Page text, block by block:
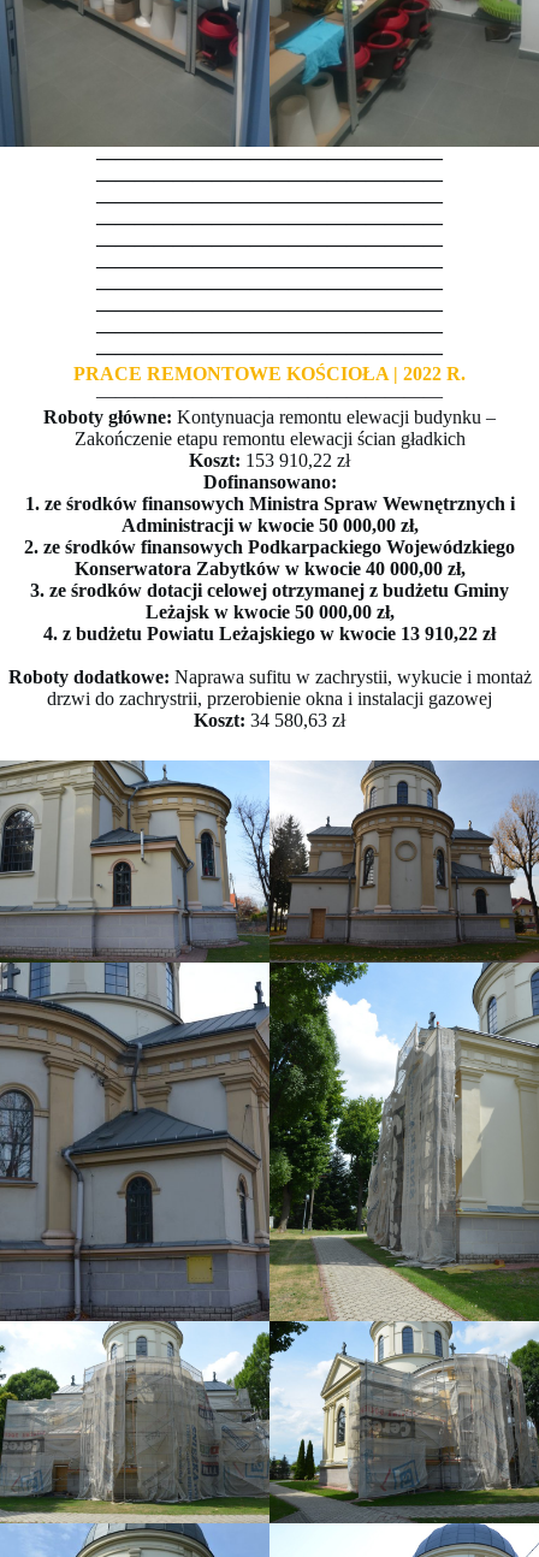
——————————————————
——————————————————
——————————————————
——————————————————
——————————————————
——————————————————
——————————————————
——————————————————
——————————————————
——————————————————
PRACE REMONTOWE KOŚCIOŁA | 2022 R.
——————————————————
Roboty główne: Kontynuacja remontu elewacji budynku –
Zakończenie etapu remontu elewacji ścian gładkich
Koszt: 153 910,22 zł
Dofinansowano:
1. ze środków finansowych Ministra Spraw Wewnętrznych i
Administracji w kwocie 50 000,00 zł,
2. ze środków finansowych Podkarpackiego Wojewódzkiego
Konserwatora Zabytków w kwocie 40 000,00 zł,
3. ze środków dotacji celowej otrzymanej z budżetu Gminy
Leżajsk w kwocie 50 000,00 zł,
4. z budżetu Powiatu Leżajskiego w kwocie 13 910,22 zł
Roboty dodatkowe: Naprawa sufitu w zachrystii, wykucie i montaż
drzwi do zachrystrii, przerobienie okna i instalacji gazowej
Koszt: 34 580,63 zł